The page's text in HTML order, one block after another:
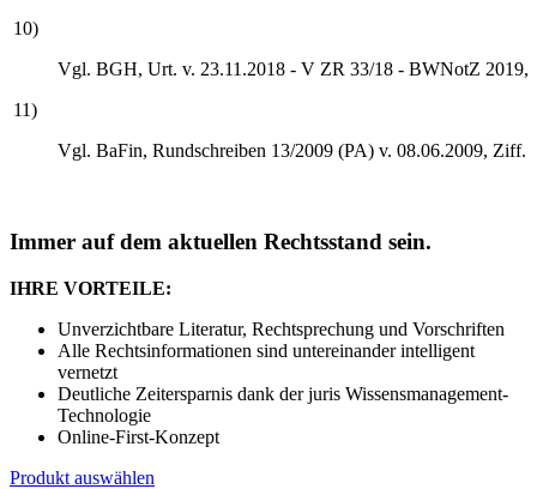
10)
Vgl. BGH, Urt. v. 23.11.2018 - V ZR 33/18 - BWNotZ 2019,
11)
Vgl. BaFin, Rundschreiben 13/2009 (PA) v. 08.06.2009, Ziff.
Immer auf dem aktuellen Rechtsstand sein.
IHRE VORTEILE:
Unverzichtbare Literatur, Rechtsprechung und Vorschriften
Alle Rechtsinformationen sind untereinander intelligent
vernetzt
Deutliche Zeitersparnis dank der juris Wissensmanagement-
Technologie
Online-First-Konzept
Produkt auswählen